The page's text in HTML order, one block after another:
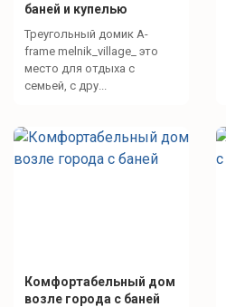
баней и купелью
Треугольный домик A-
frame melnik_village_ это
место для отдыха с
семьей, с дру...
Комфортабельный дом
возле города с баней